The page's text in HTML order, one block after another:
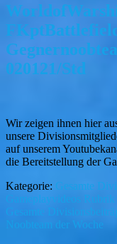
020121/Std
Wir zeigen ihnen hier
unsere
auf unserem
die Bereitstellung der
Kategorie: Gesamte
Gameplayvideos Rubrik
Gesamte
Noobteam der Woche